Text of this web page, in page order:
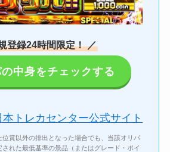
登録24時間限定！ ／
中身をチェックする
本トレカセンター公式サイト
賞以外の排出となった場合でも、当該オリパ
れた最低基準の景品（またはグレード・ポイ